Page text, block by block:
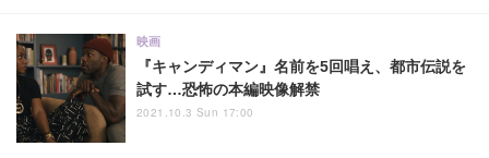
『キャンディマン』名前を5回唱え、都市伝説を
試す…恐怖の本編映像解禁
映画
2021.10.3 Sun 17:00